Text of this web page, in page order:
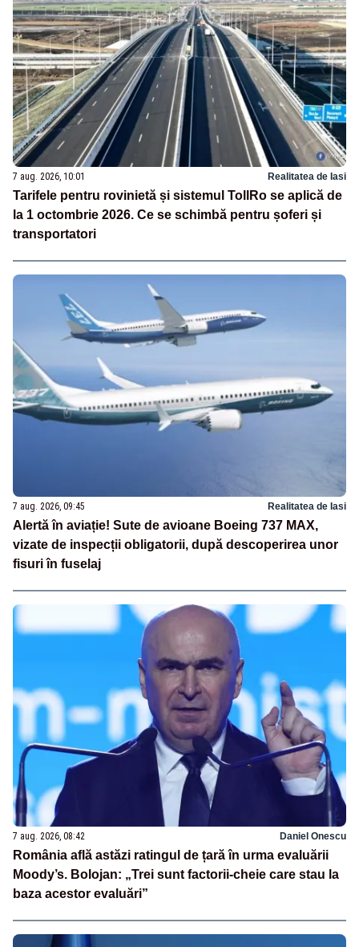
7 aug. 2026, 10:01 Realitatea de Iasi
Tarifele pentru rovinietă și sistemul TollRo se aplică de
la 1 octombrie 2026. Ce se schimbă pentru șoferi și
transportatori
7 aug. 2026, 09:45 Realitatea de Iasi
Alertă în aviație! Sute de avioane Boeing 737 MAX,
vizate de inspecții obligatorii, după descoperirea unor
fisuri în fuselaj
7 aug. 2026, 08:42 Daniel Onescu
România află astăzi ratingul de țară în urma evaluării
Moody’s. Bolojan: „Trei sunt factorii-cheie care stau la
baza acestor evaluări”